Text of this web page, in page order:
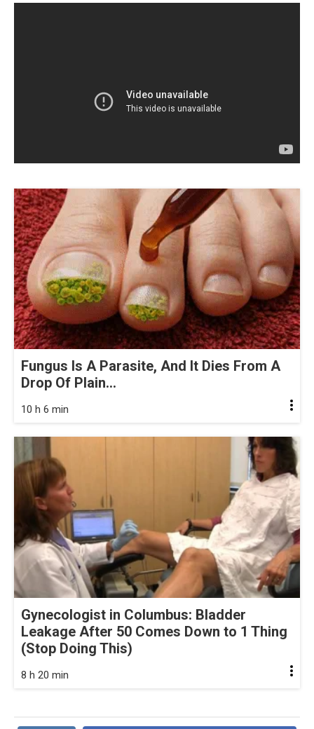
Fungus Is A Parasite, And It Dies From A
Drop Of Plain...
10 h 6 min
Gynecologist in Columbus: Bladder
Leakage After 50 Comes Down to 1 Thing
(Stop Doing This)
8 h 20 min